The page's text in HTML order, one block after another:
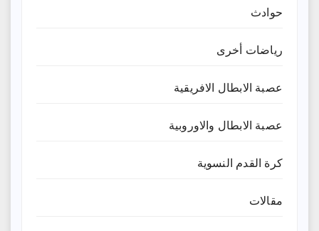
حوادث
رياضات أخرى
عصبة الابطال الافريقية
عصبة الابطال والاوروبية
كرة القدم النسوية
مقالات